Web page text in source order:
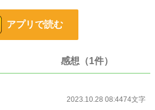
アプリで読む
感想（1件）
2023.10.28 08:4474文字